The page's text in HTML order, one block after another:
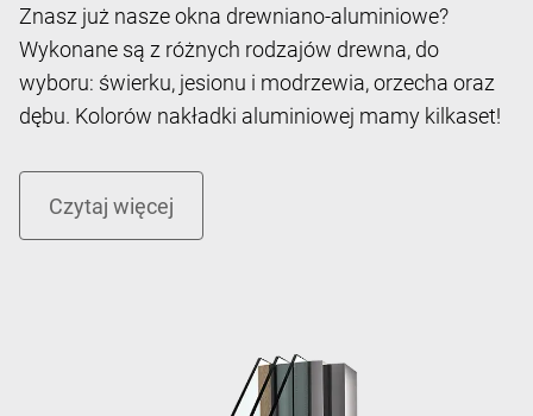
Znasz już nasze okna drewniano-aluminiowe?
Wykonane są z różnych rodzajów drewna, do
wyboru: świerku, jesionu i modrzewia, orzecha oraz
dębu. Kolorów nakładki aluminiowej mamy kilkaset!